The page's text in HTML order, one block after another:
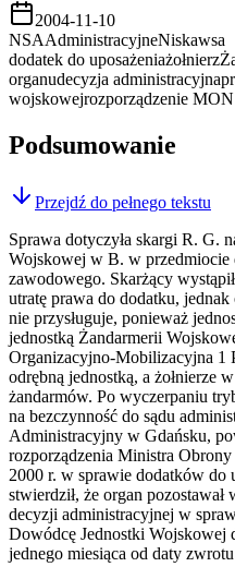
2004-11-10
NSAAdministracyjneNiskawsa
dodatek do uposażeniażołnierz
organudecyzja administracyjna
wojskowejrozporządzenie MON
Podsumowanie
Przejdź do pełnego tekstu
Sprawa dotyczyła skargi R. G.
Wojskowej w B. w przedmiocie
zawodowego. Skarżący
utratę prawa do dodatku,
nie przysługuje, ponieważ
jednostką Żandarmerii
Organizacyjno-Mobilizacyjna 1
odrębną jednostką, a żołnierze
żandarmów. Po wyczerpaniu
na bezczynność do sądu
Administracyjny w Gdańsku,
rozporządzenia Ministra
2000 r. w sprawie dodatków do
stwierdził, że organ
decyzji administracyjnej w
Dowódcę Jednostki Wojskowej
jednego miesiąca od daty